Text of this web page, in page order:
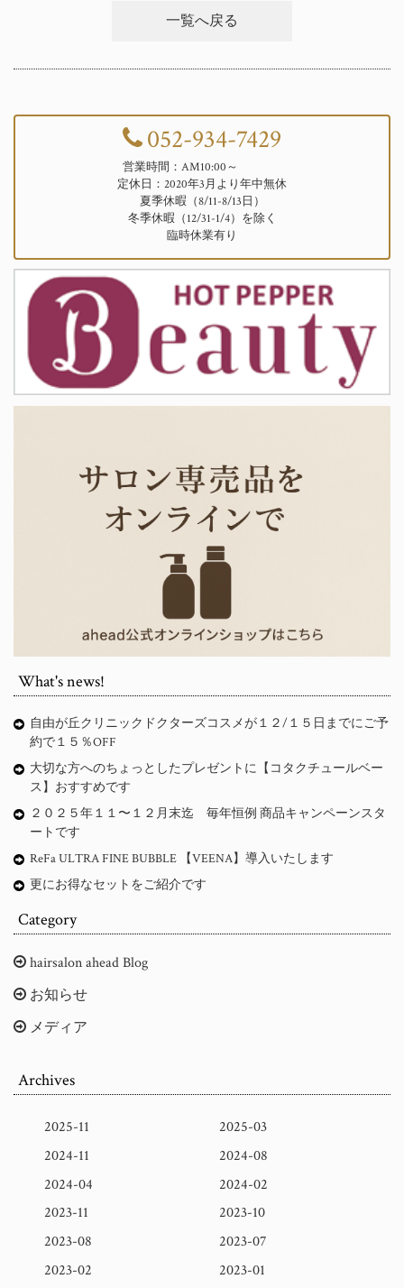
一覧へ戻る
052-934-7429
営業時間：AM10:00～
定休日：2020年3月より年中無休
夏季休暇（8/11-8/13日）
冬季休暇（12/31-1/4）を除く
臨時休業有り
What's news!
自由が丘クリニックドクターズコスメが１２/１５日までにご予
約で１５％OFF
大切な方へのちょっとしたプレゼントに【コタクチュールベー
ス】おすすめです
２０２５年１１〜１２月末迄 毎年恒例 商品キャンペーンスタ
ートです
ReFa ULTRA FINE BUBBLE 【VEENA】導入いたします
更にお得なセットをご紹介です
Category
hairsalon ahead Blog
お知らせ
メディア
Archives
2025-11
2025-03
2024-11
2024-08
2024-04
2024-02
2023-11
2023-10
2023-08
2023-07
2023-02
2023-01